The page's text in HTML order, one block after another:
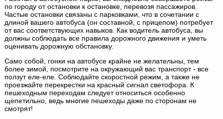
по городу от остановки к остановке, перевозя пассажиров.
Частые остановки связаны с парковками, что в сочетании с
длиной вашего автобуса (он составной, с прицепом) потребует
от вас соответствующих навыков. Как водитель автобуса, вы
должны соблюдать все правила дорожного движения и уметь
оценивать дорожную обстановку.
Само собой, гонки на автобусе крайне не желательны, тем
более зимой, посмотрите на окружающий вас транспорт - все
ползут еле-еле. Соблюдайте скоростной режим, а также не
проезжайте перекрестки на красный сигнал светофора. К
пешеходным переходам следует относиться особенно
щепетильно, ведь многие пешеходы даже по сторонам не
смотрят!